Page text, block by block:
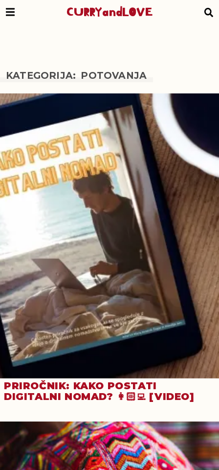
CURRYandLOVE
KATEGORIJA: POTOVANJA
PRIROČNIK: KAKO POSTATI
DIGITALNI NOMAD? 👩🏻‍💻 [VIDEO]